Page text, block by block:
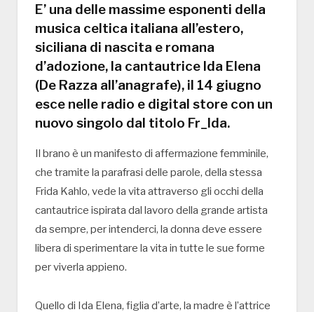
E’ una delle massime esponenti della
musica celtica italiana all’estero,
siciliana di nascita e romana
d’adozione, la cantautrice Ida Elena
(De Razza all’anagrafe), il 14 giugno
esce nelle radio e digital store con un
nuovo singolo dal titolo Fr_Ida.
Il brano è un manifesto di affermazione femminile,
che tramite la parafrasi delle parole, della stessa
Frida Kahlo, vede la vita attraverso gli occhi della
cantautrice ispirata dal lavoro della grande artista
da sempre, per intenderci, la donna deve essere
libera di sperimentare la vita in tutte le sue forme
per viverla appieno.
Quello di Ida Elena, figlia d’arte, la madre è l’attrice